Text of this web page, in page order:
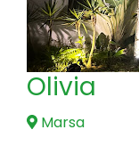
Olivia
Marsa